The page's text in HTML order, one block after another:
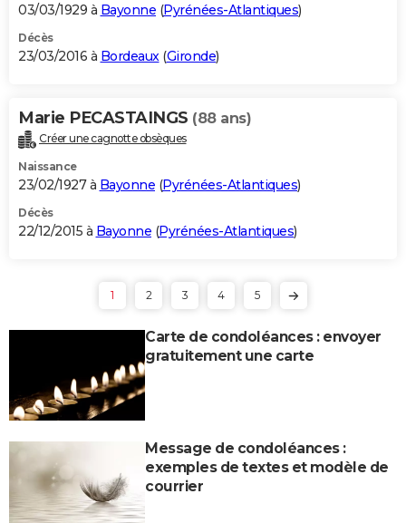
03/03/1929 à Bayonne (Pyrénées-Atlantiques)
Décès
23/03/2016 à Bordeaux(Gironde)
Marie PECASTAINGS (88 ans)
Créer une cagnotte obsèques
Naissance
23/02/1927 à Bayonne (Pyrénées-Atlantiques)
Décès
22/12/2015 à Bayonne (Pyrénées-Atlantiques)
1 2 3 4 5
Carte de condoléances : envoyer
gratuitement une carte
Message de condoléances :
exemples de textes et modèle de
courrier